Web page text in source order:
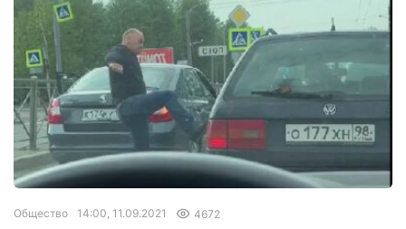
Общество 14:00, 11.09.2021 4672